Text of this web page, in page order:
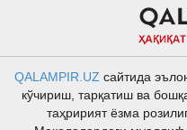
QALAMPIR.UZ сайтида
кўчириш, тарқатиш ва
таҳририят ёзма